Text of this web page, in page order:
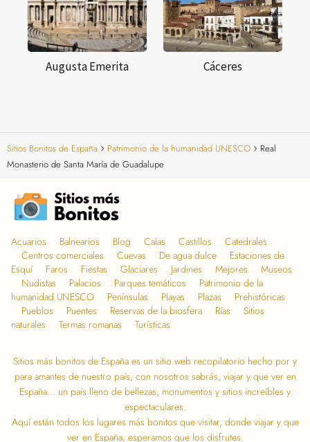
Augusta Emerita Cáceres
Sitios Bonitos de España Patrimonio de la humanidad UNESCO
Real
Monasterio de Santa María de Guadalupe
Acuarios Balnearios Blog Calas Castillos
Catedrales
Centros comerciales
Cuevas De agua dulce
Estaciones de
Esquí
Faros Fiestas Glaciares Jardines Mejores
Museos
Nudistas
Palacios Parques temáticos
Patrimonio de la
humanidad UNESCO
Penínsulas Playas Plazas
Prehistóricas
Pueblos
Puentes Reservas de la biosfera Rías
Sitios
naturales
Termas romanas Turísticas
Sitios más bonitos de España es un sitio web recopilatorio hecho por y
para amantes de nuestro país, con nosotros sabrás, viajar y que ver en
España… un país lleno de bellezas, monumentos y sitios increíbles y
espectaculares.
Aquí están todos los lugares más bonitos que visitar, donde viajar y que
ver en España, esperamos que los disfrutes.